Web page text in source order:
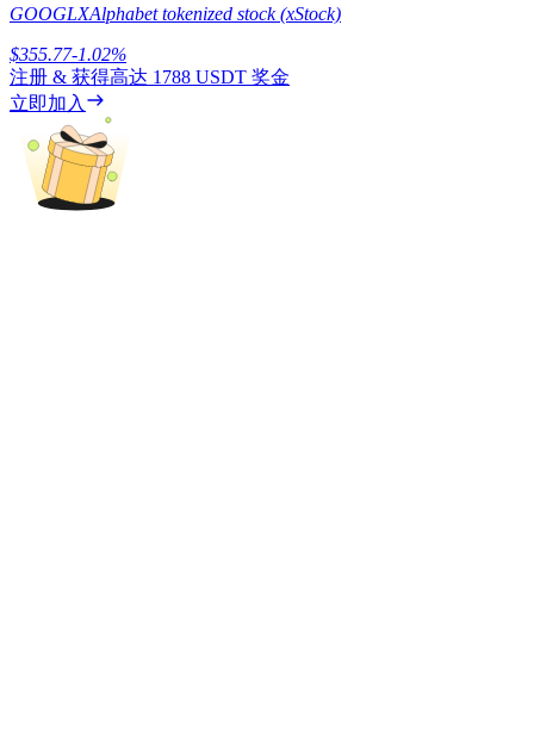
BTC 專享獎勵
充值並交易BTC瓜分 25,000 USDT 獎池！
GOOGLXAlphabet tokenized stock (xStock)
$355.77-1.02%
注册 & 获得高达 1788 USDT 奖金
立即加入